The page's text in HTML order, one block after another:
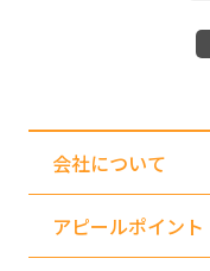
会社について
アピールポイント